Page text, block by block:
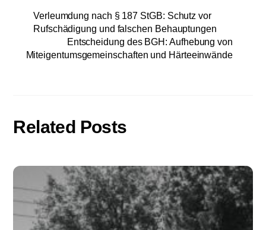
Verleumdung nach § 187 StGB: Schutz vor
Rufschädigung und falschen Behauptungen
Entscheidung des BGH: Aufhebung von
Miteigentumsgemeinschaften und Härteeinwände
Related Posts